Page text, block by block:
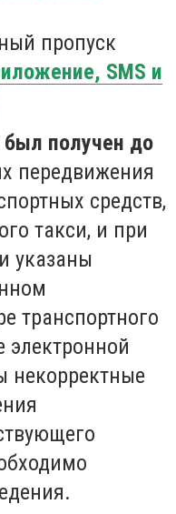
пропуск
SMS и
был получен до
передвижения
средств,
такси, и при
указаны
транспортного
электронной
некорректные